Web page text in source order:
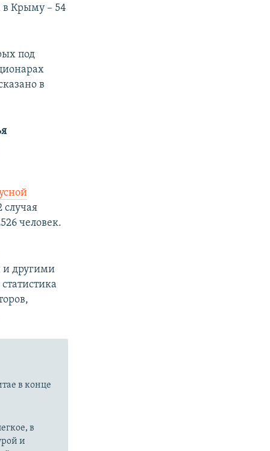
в Крыму – 54
под
в
случая
человек.
и другими
статистика
в конце
в
и